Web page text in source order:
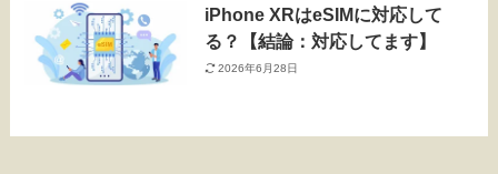
iPhone XRはeSIMに対応して
る？【結論：対応してます】
2026年6月28日